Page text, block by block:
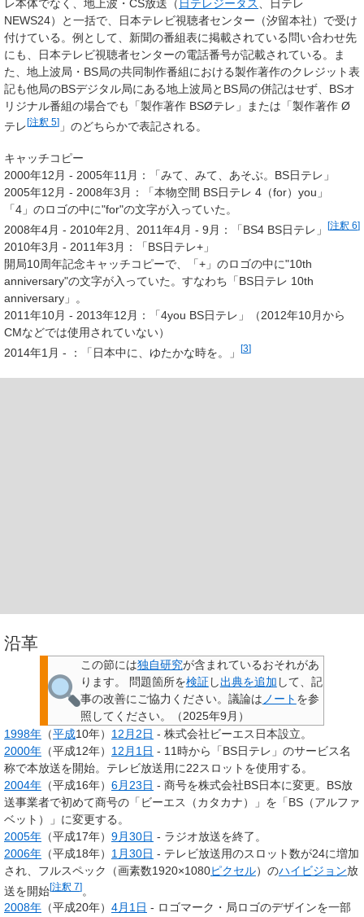
レ本体でなく、地上波・CS放送（ 日テレジータス
、日テレ
NEWS24）と一括で、日本テレビ視聴者センター（汐留本社）で受け
付けている。例として、新聞の番組表に掲載されている問い合わせ先
にも、日本テレビ視聴者センターの電話番号が記載されている。ま
た、地上波局・BS局の共同制作番組における製作著作のクレジット表
記も他局のBSデジタル局にある地上波局とBS局の併記はせず、BSオ
リジナル番組の場合でも「製作著作 BSØテレ」または「製作著作 Ø
テレ[注釈 5] 」のどちらかで表記される。
キャッチコピー
2000年12月 - 2005年11月：「みて、みて、あそぶ。BS日テレ」
2005年12月 - 2008年3月：「本物空間 BS日テレ 4（for）you」
「4」のロゴの中に"for"の文字が入っていた。
2008年4月 - 2010年2月、2011年4月 - 9月：「BS4 BS日テレ」
[注釈 6]
2010年3月 - 2011年3月：「BS日テレ+」
開局10周年記念キャッチコピーで、「+」のロゴの中に"10th
anniversary"の文字が入っていた。すなわち「BS日テレ 10th
anniversary」。
2011年10月 - 2013年12月：「4you BS日テレ」（2012年10月から
CMなどでは使用されていない）
2014年1月 - ：「日本中に、ゆたかな時を。」
[3]
沿革
この節には独自研究が含まれているおそれがあ
ります。
問題箇所を検証し出典を追加 して、記
事の改善にご協力ください。議論は ノート を参
照してください。
（2025年9月 ）
1998年 （平成10年） 12月2日 - 株式会社ビーエス日本設立。
2000年 （平成12年） 12月1日 - 11時から「BS日テレ 」のサービス名
称で本放送を開始。テレビ放送用に22スロットを使用する。
2004年 （平成16年） 6月23日 - 商号を株式会社BS日本に変更。BS放
送事業者で初めて商号の「ビーエス（カタカナ）」を「BS（アルファ
ベット）」に変更する。
2005年 （平成17年） 9月30日 - ラジオ放送を終了。
2006年 （平成18年） 1月30日 - テレビ放送用のスロット数が24に増加
され、フルスペック（画素数1920×1080ピクセル）のハイビジョン放
送を開始[注釈 7]。
2008年 （平成20年） 4月1日 - ロゴマーク・局ロゴのデザインを一部